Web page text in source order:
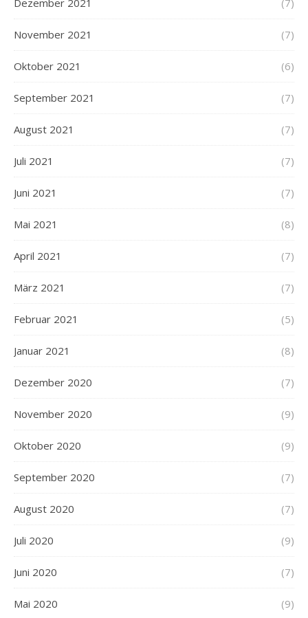
Dezember 2021 (7)
November 2021 (7)
Oktober 2021 (6)
September 2021 (7)
August 2021 (7)
Juli 2021 (7)
Juni 2021 (7)
Mai 2021 (8)
April 2021 (7)
März 2021 (7)
Februar 2021 (5)
Januar 2021 (8)
Dezember 2020 (7)
November 2020 (9)
Oktober 2020 (9)
September 2020 (7)
August 2020 (7)
Juli 2020 (9)
Juni 2020 (7)
Mai 2020 (9)